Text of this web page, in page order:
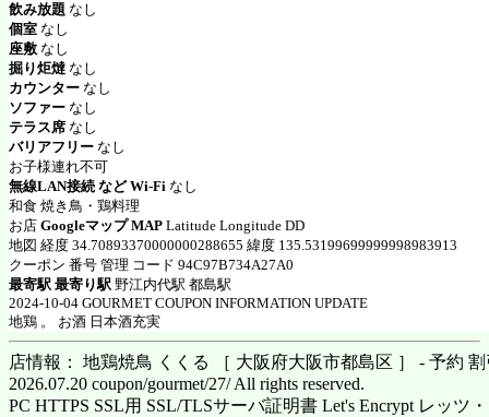
飲み放題 なし
個室 なし
座敷 なし
掘り炬燵 なし
カウンター なし
ソファー なし
テラス席 なし
バリアフリー なし
お子様連れ不可
無線LAN接続 など Wi-Fi なし
和食 焼き鳥・鶏料理
お店 Googleマップ MAP Latitude Longitude DD
地図 経度 34.70893370000000288655 緯度 135.53199699999998983913
クーポン 番号 管理 コード 94C97B734A27A0
最寄駅 最寄り駅 野江内代駅 都島駅
2024-10-04 GOURMET COUPON INFORMATION UPDATE
地鶏 。 お酒 日本酒充実
店情報： 地鶏焼鳥 くくる ［ 大阪府大阪市都島区 ］ - 予約
2026.07.20 coupon/gourmet/27/ All rights reserved.
PC HTTPS SSL用 SSL/TLSサーバ証明書 Let's Encrypt レッツ